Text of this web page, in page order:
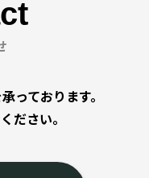
っております。
ださい。